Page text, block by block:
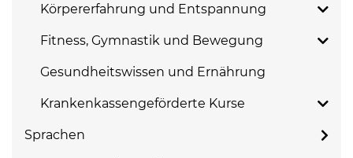
Körpererfahrung und Entspannung
Fitness, Gymnastik und Bewegung
Gesundheitswissen und Ernährung
Krankenkassengeförderte Kurse
Sprachen